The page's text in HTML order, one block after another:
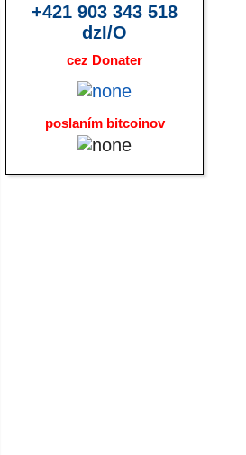
+421 903 343 518
dzI/O
cez Donater
poslaním bitcoinov